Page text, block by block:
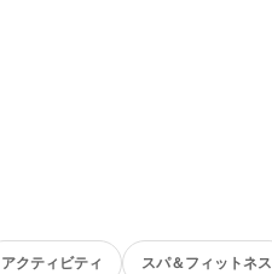
アクティビティ スパ＆フィットネス